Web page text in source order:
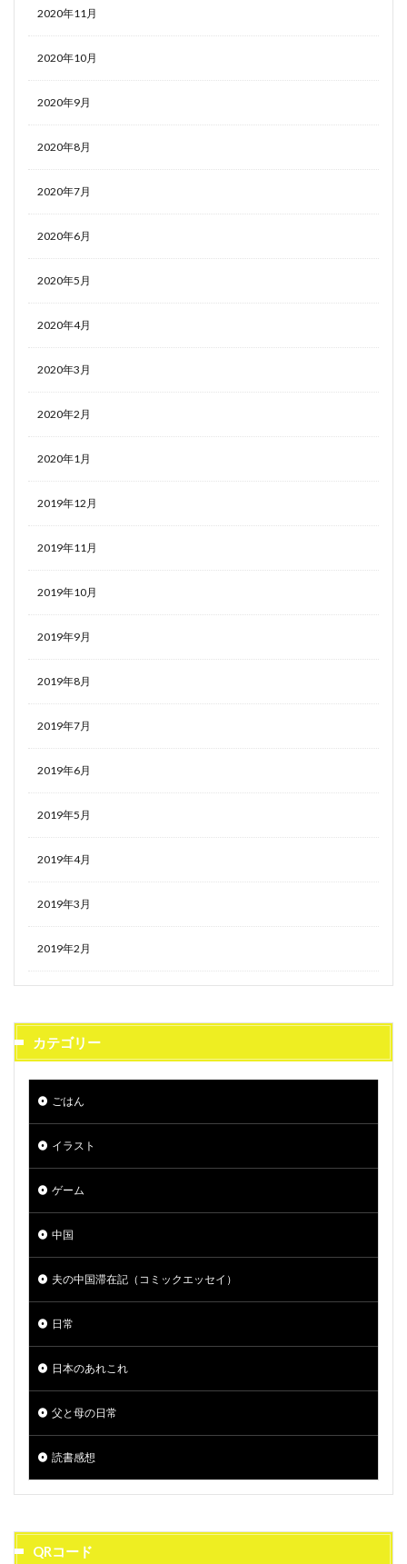
2020年11月
2020年10月
2020年9月
2020年8月
2020年7月
2020年6月
2020年5月
2020年4月
2020年3月
2020年2月
2020年1月
2019年12月
2019年11月
2019年10月
2019年9月
2019年8月
2019年7月
2019年6月
2019年5月
2019年4月
2019年3月
2019年2月
カテゴリー
ごはん
イラスト
ゲーム
中国
夫の中国滞在記（コミックエッセイ）
日常
日本のあれこれ
父と母の日常
読書感想
QRコード